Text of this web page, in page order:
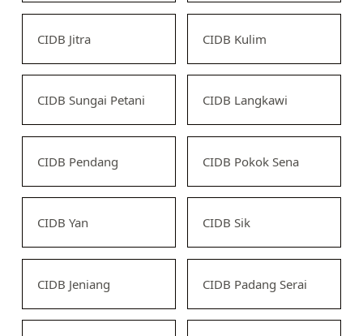
CIDB Jitra CIDB Kulim
CIDB Sungai Petani CIDB Langkawi
CIDB Pendang CIDB Pokok Sena
CIDB Yan CIDB Sik
CIDB Jeniang CIDB Padang Serai